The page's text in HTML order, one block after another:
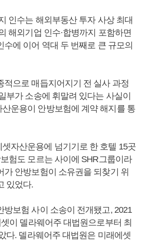
인수는 해외부동산 투자 사상 최대
해외기업 인수·합병까지 포함하면
수에 이어 역대 두 번째로 큰 규모의
적으로 매듭지어지기 전 실사 과정
부가 소송에 휘말려 있다는 사실이
운용이 안방보험에 계약 해지를 통
자산운용에 넘기기로 한 호텔 15곳
험도 모르는 사이에 SHR그룹이라
가 안방보험이 소유권을 되찾기 위
있었다.
방보험 사이 소송이 전개됐고, 2021
이 델라웨어주 대법원으로부터 최
다. 델라웨어주 대법원은 미래에셋